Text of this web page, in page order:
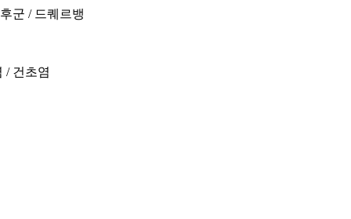
군 / 드퀘르뱅
/ 건초염